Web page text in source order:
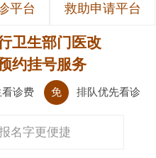
平台 救助申请平台
卫生部门医改
约挂号服务
看诊费 免 排队优先看诊